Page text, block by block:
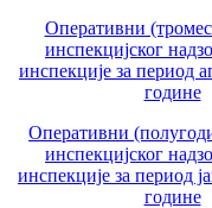
Оперативни
инспекцијског
инспекције за период
године
Оперативни
инспекцијског
инспекције за период
године